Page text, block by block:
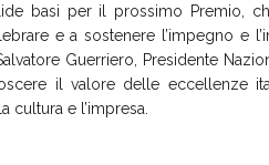
basi per il prossimo Premio,
e a sostenere l’impegno e
Guerriero, Presidente
il valore delle eccellenze
cultura e l’impresa.